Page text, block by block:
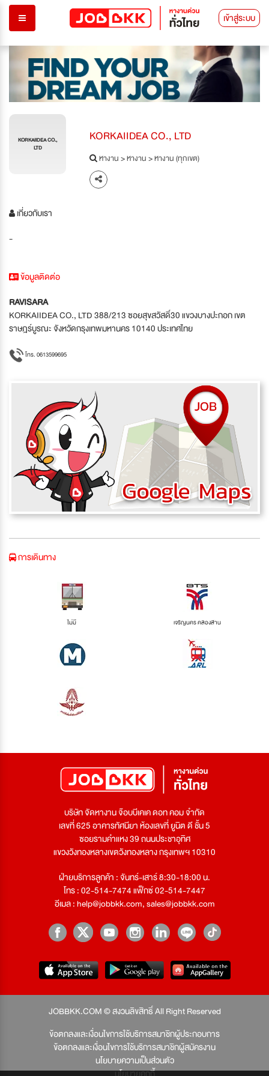
เข้าสู่ระบบ
KORKAIIDEA CO.,
LTD
KORKAIIDEA CO., LTD
หางาน>หางาน>หางาน (ทุกเขต)
เกี่ยวกับเรา
-
ข้อมูลติดต่อ
RAVISARA
KORKAIIDEA CO., LTD 388/213 ซอยสุขสวัสดิ์30 แขวงบางปะกอก เขต
ราษฎร์บูรณะ จังหวัดกรุงเทพมหานคร 10140 ประเทศไทย
โทร. 0613599695
การเดินทาง
ไม่มี เจริญนคร คลองสาน
บริษัท จัดหางาน จ๊อบบีเคเค ดอท คอม จำกัด
เลขที่ 625 อาคารทัศนียา ห้องเลขที่ ยูนิต ดี ชั้น 5
ซอยรามคำแหง 39 ถนนประชาอุทิศ
แขวงวังทองหลางเขตวังทองหลาง กรุงเทพฯ 10310
ฝ่ายบริการลูกค้า : จันทร์-เสาร์ 8:30-18:00 น.
โทร : 02-514-7474 แฟ็กซ์ 02-514-7447
อีเมล :help@jobbkk.com,sales@jobbkk.com
JOBBKK.COM © สงวนลิขสิทธิ์ All Right Reserved
ข้อตกลงและเงื่อนไขการใช้บริการสมาชิกผู้ประกอบการ
ข้อตกลงและเงื่อนไขการใช้บริการสมาชิกผู้สมัครงาน
นโยบายความเป็นส่วนตัว